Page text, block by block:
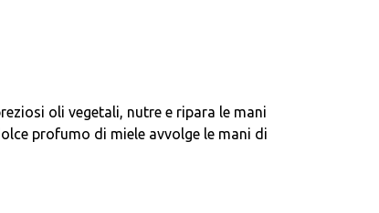
oli vegetali, nutre e ripara le mani
profumo di miele avvolge le mani di